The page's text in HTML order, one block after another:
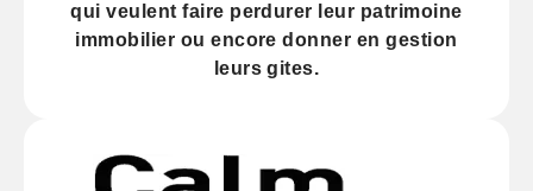
qui veulent faire perdurer leur patrimoine
immobilier ou encore donner en gestion
leurs gites.